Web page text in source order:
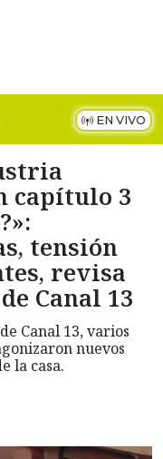
EN VIVO
capítulo 3
tensión
revisa
Canal 13
Canal 13, varios
nuevos
la casa.